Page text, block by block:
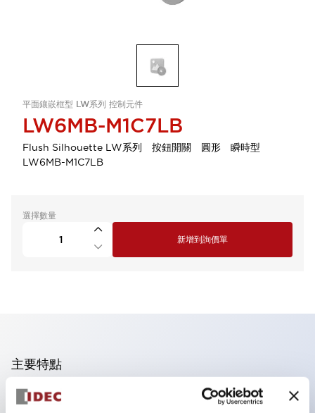
平面鑲嵌框型 LW系列 控制元件
LW6MB-M1C7LB
Flush Silhouette LW系列 按鈕開關 圓形 瞬時型
LW6MB-M1C7LB
選擇數量
新增到詢價單
主要特點
可進行集合密著安裝